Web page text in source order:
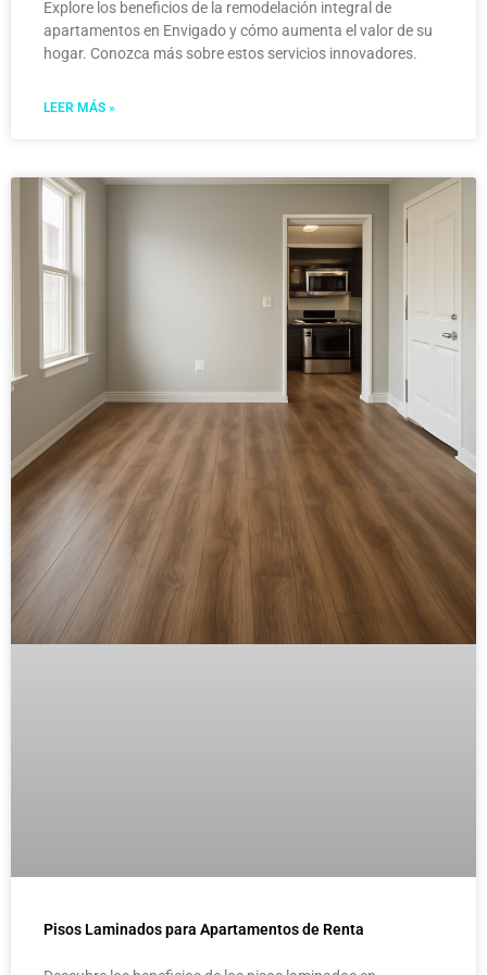
Explore los beneficios de la remodelación integral de
apartamentos en Envigado y cómo aumenta el valor de su
hogar. Conozca más sobre estos servicios innovadores.
LEER MÁS »
Pisos Laminados para Apartamentos de Renta